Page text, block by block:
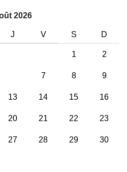
2026
J V S D
1 2
7 8 9
13 14 15 16
20 21 22 23
27 28 29 30